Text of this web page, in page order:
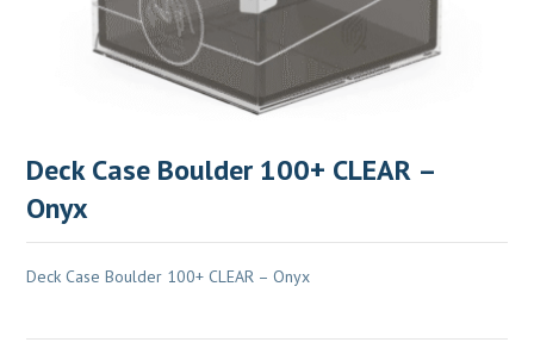
Deck Case Boulder 100+ CLEAR –
Onyx
Deck Case Boulder 100+ CLEAR – Onyx